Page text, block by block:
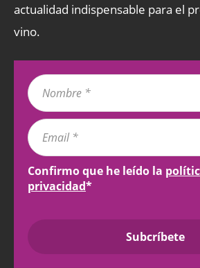
actualidad indispensable para el
vino.
Confirmo que he leído la
privacidad*